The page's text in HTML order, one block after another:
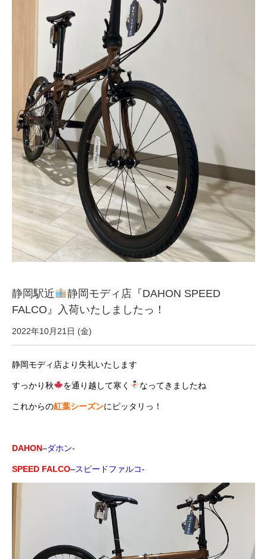
修理・メンテナンス工賃
盗難保証
SpotMateログイン
オリジナル自転車
PB全車種カタログ
Norwayシリーズ
コンテンツ
イベント
静岡駅近
静岡モディ店『DAHON SPEED
FALCO』入荷いたしましたっ！
2022年10月21日 (金)
静岡モディ店より失礼いたします
すっかり秋 を通り越して寒く なってきましたね
これからの紅葉シーズンにピッタリっ！
DAHON–ダホン‐
SPEED FALCO–スピードファルコ‐